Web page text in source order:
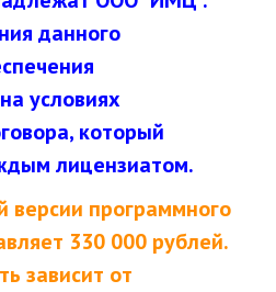
данного
условиях
который
лицензиатом.
версии программного
330 000 рублей.
зависит от